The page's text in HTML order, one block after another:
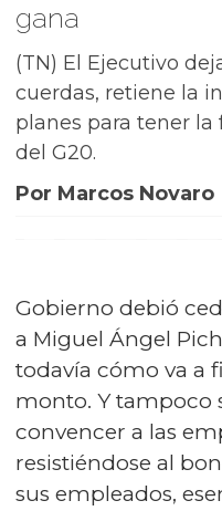
gana
(TN) El Ejecutivo
cuerdas, retiene la
planes para tener la
del G20.
Por Marcos Novaro
Gobierno debió
a Miguel Ángel
todavía cómo va a
monto. Y tampoco
convencer a las
resistiéndose al
sus empleados,